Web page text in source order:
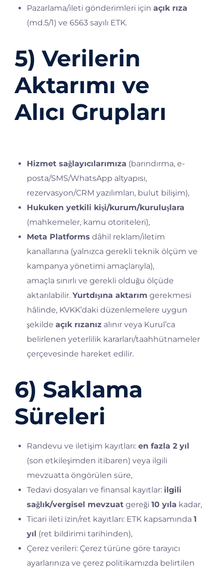
Pazarlama/ileti gönderimleri için açık rıza
(md.5/1) ve 6563 sayılı ETK.
5) Verilerin
Aktarımı ve
Alıcı Grupları
Hizmet sağlayıcılarımıza (barındırma, e-
posta/SMS/WhatsApp altyapısı,
rezervasyon/CRM yazılımları, bulut bilişim),
Hukuken yetkili kişi/kurum/kuruluşlara
(mahkemeler, kamu otoriteleri),
Meta Platforms dâhil reklam/iletim
kanallarına (yalnızca gerekli teknik ölçüm ve
kampanya yönetimi amaçlarıyla),
amaçla sınırlı ve gerekli olduğu ölçüde
aktarılabilir. Yurtdışına aktarım gerekmesi
hâlinde, KVKK’daki düzenlemelere uygun
şekilde açık rızanızalınır veya Kurul’ca
belirlenen yeterlilik kararları/taahhütnameler
çerçevesinde hareket edilir.
6) Saklama
Süreleri
Randevu ve iletişim kayıtları: en fazla 2 yıl
(son etkileşimden itibaren) veya ilgili
mevzuatta öngörülen süre,
Tedavi dosyaları ve finansal kayıtlar: ilgili
sağlık/vergisel mevzuatgereği 10 yıla kadar,
Ticari ileti izin/ret kayıtları: ETK kapsamında 1
yıl (ret bildirimi tarihinden),
Çerez verileri: Çerez türüne göre tarayıcı
ayarlarınıza ve çerez politikamızda belirtilen